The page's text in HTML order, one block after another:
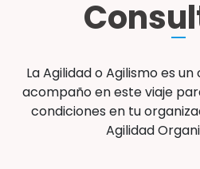
La Agilidad o Agilismo es
acompaño en este viaje
condiciones en tu
Agilidad